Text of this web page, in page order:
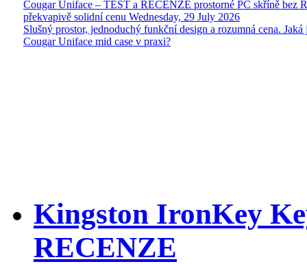
Cougar Uniface – TEST a RECENZE prostorné PC skříně bez
překvapivě solidní cenu Wednesday, 29 July 2026
Slušný prostor, jednoduchý funkční design a rozumná cena. Jaká
Cougar Uniface mid case v praxi?
Kingston IronKey
RECENZE